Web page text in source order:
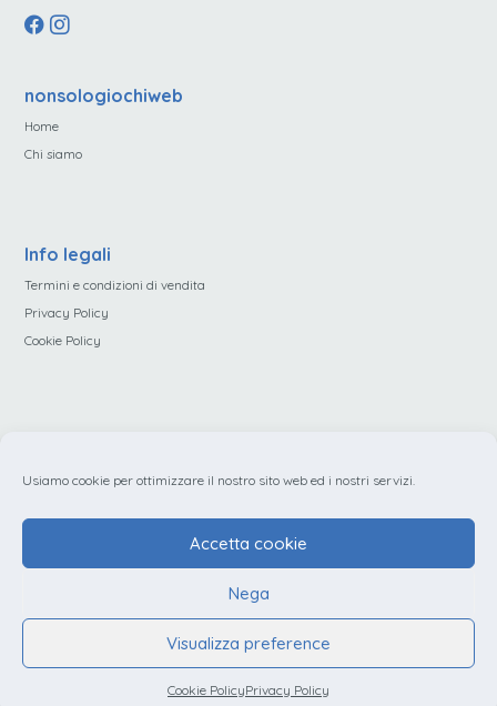
Usiamo cookie per ottimizzare il nostro sito web ed i nostri servizi.
Accetta cookie
Nega
Visualizza preference
Cookie PolicyPrivacy Policy
nonsologiochiweb
Home
Chi siamo
Info legali
Termini e condizioni di vendita
Privacy Policy
Cookie Policy
© 2026 - Bollati s.r.l. - Via Torino, 73 SALUZZO (CN) - P.Iva 02825080043
Iscritta al Registro Imprese di Cuneo al n. 02825080043 REA C.C.I.A.A. CN 239708 -
Capitale Sociale Sottoscritto e Interamente Versato: € 12.000,00